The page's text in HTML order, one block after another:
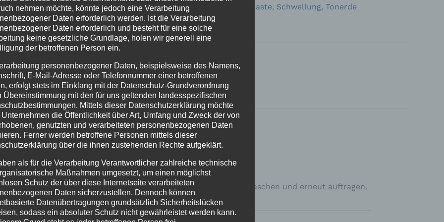
Schlagwörter:Cura Sport ,Flüssigkeit,Linderung Paste, Schwellung, Tonerde
die Regeneration für beanspruchte Sehnen und Gelenke
angelaufenen Gliedmaßen und Traumata
Verletzungen anwendbar
auftragen und antrocknen lassen. Täglich abbürsten oder abwaschen und erneut auftragen.
nehmen möchte, könnte jedoch eine Verarbeitung
Daten erforderlich werden. Ist die Verarbeitung
Daten erforderlich und besteht für eine solche
keine gesetzliche Grundlage, holen wir generell eine
der betroffenen Person ein.
personenbezogener Daten, beispielsweise des Namens,
E-Mail-Adresse oder Telefonnummer einer betroffenen
erfolgt stets im Einklang mit der Datenschutz-Grundverordnung
Übereinstimmung mit den für uns geltenden landesspezifischen
Mittels dieser Datenschutzerklärung möchte
Unternehmen die Öffentlichkeit über Art, Umfang und Zweck der von
genutzten und verarbeiteten personenbezogenen Daten
Ferner werden betroffene Personen mittels dieser
über die ihnen zustehenden Rechte aufgeklärt.
als für die Verarbeitung Verantwortlicher zahlreiche technische
Maßnahmen umgesetzt, um einen möglichst
Schutz der über diese Internetseite verarbeiteten
Daten sicherzustellen. Dennoch können
Datenübertragungen grundsätzlich Sicherheitslücken
sodass ein absoluter Schutz nicht gewährleistet werden kann.